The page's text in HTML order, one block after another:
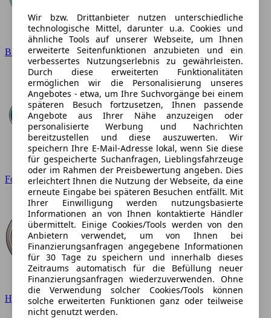
BMW
Ford
Hyundai
Wir bzw. Drittanbieter nutzen unterschiedliche
technologische Mittel, darunter u.a. Cookies und
ähnliche Tools auf unserer Webseite, um Ihnen
erweiterte Seitenfunktionen anzubieten und ein
verbessertes Nutzungserlebnis zu gewährleisten.
Durch diese erweiterten Funktionalitäten
ermöglichen wir die Personalisierung unseres
Angebotes - etwa, um Ihre Suchvorgänge bei einem
späteren Besuch fortzusetzen, Ihnen passende
Angebote aus Ihrer Nähe anzuzeigen oder
personalisierte Werbung und Nachrichten
bereitzustellen und diese auszuwerten. Wir
speichern Ihre E-Mail-Adresse lokal, wenn Sie diese
für gespeicherte Suchanfragen, Lieblingsfahrzeuge
oder im Rahmen der Preisbewertung angeben. Dies
erleichtert Ihnen die Nutzung der Webseite, da eine
erneute Eingabe bei späteren Besuchen entfällt. Mit
Ihrer Einwilligung werden nutzungsbasierte
Informationen an von Ihnen kontaktierte Händler
übermittelt. Einige Cookies/Tools werden von den
Anbietern verwendet, um von Ihnen bei
Finanzierungsanfragen angegebene Informationen
für 30 Tage zu speichern und innerhalb dieses
Zeitraums automatisch für die Befüllung neuer
Finanzierungsanfragen wiederzuverwenden. Ohne
die Verwendung solcher Cookies/Tools können
solche erweiterten Funktionen ganz oder teilweise
nicht genutzt werden.